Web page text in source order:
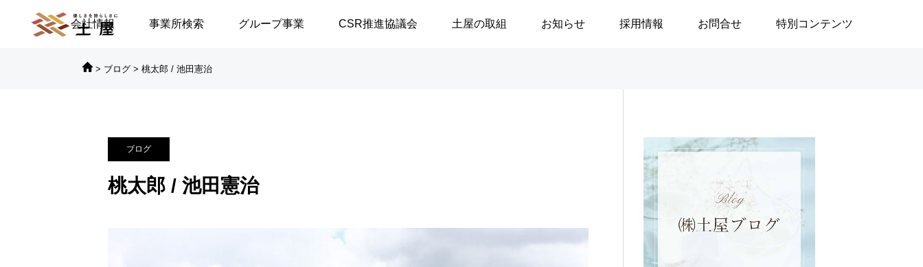
会社情報 事業所検索 グループ事業 CSR推進協議会 土屋の取組 お知らせ 採用情報 お問合せ 特別コンテンツ
対談シリーズ
【高浜代表×浅野史郎先生】
連続対談シリーズ第2回 ～
ブログ
政治はなぜ大切なのか／安積
遊歩
> ブログ > 桃太郎 / 池田憲治
ブログ
桃太郎 / 池田憲治